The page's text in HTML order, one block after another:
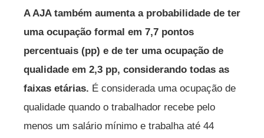
A AJA também aumenta a probabilidade de ter
uma ocupação formal em 7,7 pontos
percentuais (pp) e de ter uma ocupação de
qualidade em 2,3 pp, considerando todas as
faixas etárias. É considerada uma ocupação de
qualidade quando o trabalhador recebe pelo
menos um salário mínimo e trabalha até 44